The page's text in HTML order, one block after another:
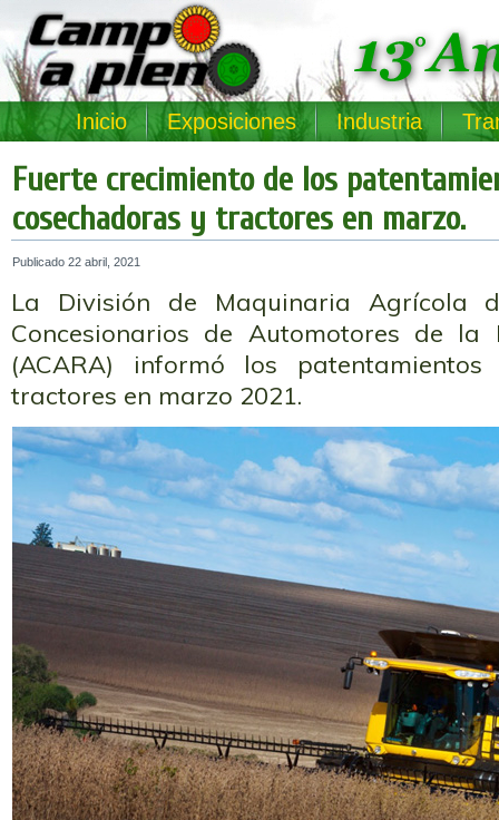
Inicio Exposiciones Industria
Fuerte crecimiento de los
cosechadoras y tractores en marzo.
Publicado 22 abril, 2021
La División de Maquinaria Agrícola
Concesionarios de Automotores de la
(ACARA) informó los
tractores en marzo 2021.